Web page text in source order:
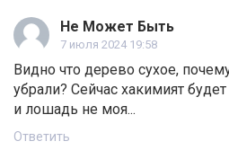
Не Может Быть
7 июля 2024 19:58
Видно что дерево сухое,
убрали? Сейчас хакимият
и лошадь не моя...
Ответить